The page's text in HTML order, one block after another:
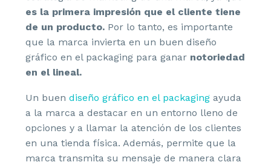
es la primera impresión que el cliente tiene
de un producto. Por lo tanto, es importante
que la marca invierta en un buen diseño
gráfico en el packaging para ganar notoriedad
en el lineal.
Un buen diseño gráfico en el packaging ayuda
a la marca a destacar en un entorno lleno de
opciones y a llamar la atención de los clientes
en una tienda física. Además, permite que la
marca transmita su mensaje de manera clara